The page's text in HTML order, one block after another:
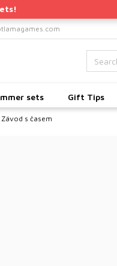
sets Gift Tips
s časem